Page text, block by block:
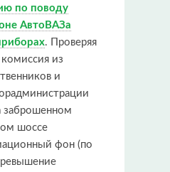
по поводу
АвтоВАЗа
. Проверяя
из
и
заброшенном
шоссе
фон (по